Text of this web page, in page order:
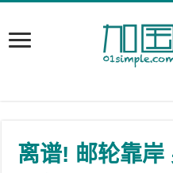
离谱! 邮轮靠岸